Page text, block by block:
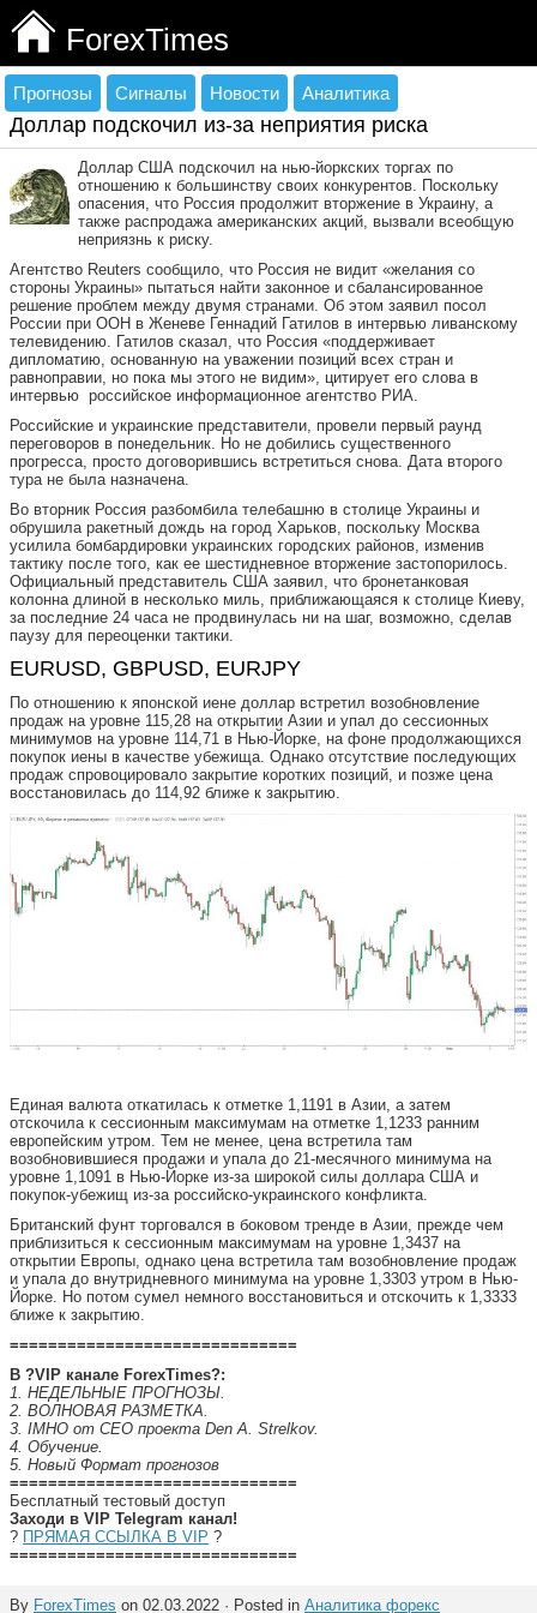
ForexTimes
Прогнозы Сигналы Новости Аналитика
Доллар подскочил из-за неприятия риска
Доллар США подскочил на нью-йоркских торгах по
отношению к большинству своих конкурентов. Поскольку
опасения, что Россия продолжит вторжение в Украину, а
также распродажа американских акций, вызвали всеобщую
неприязнь к риску.
Агентство Reuters сообщило, что Россия не видит «желания со
стороны Украины» пытаться найти законное и сбалансированное
решение проблем между двумя странами. Об этом заявил посол
России при ООН в Женеве Геннадий Гатилов в интервью ливанскому
телевидению. Гатилов сказал, что Россия «поддерживает
дипломатию, основанную на уважении позиций всех стран и
равноправии, но пока мы этого не видим», цитирует его слова в
интервью российское информационное агентство РИА.
Российские и украинские представители, провели первый раунд
переговоров в понедельник. Но не добились существенного
прогресса, просто договорившись встретиться снова. Дата второго
тура не была назначена.
Во вторник Россия разбомбила телебашню в столице Украины и
обрушила ракетный дождь на город Харьков, поскольку Москва
усилила бомбардировки украинских городских районов, изменив
тактику после того, как ее шестидневное вторжение застопорилось.
Официальный представитель США заявил, что бронетанковая
колонна длиной в несколько миль, приближающаяся к столице Киеву,
за последние 24 часа не продвинулась ни на шаг, возможно, сделав
паузу для переоценки тактики.
EURUSD, GBPUSD, EURJPY
По отношению к японской иене доллар встретил возобновление
продаж на уровне 115,28 на открытии Азии и упал до сессионных
минимумов на уровне 114,71 в Нью-Йорке, на фоне продолжающихся
покупок иены в качестве убежища. Однако отсутствие последующих
продаж спровоцировало закрытие коротких позиций, и позже цена
восстановилась до 114,92 ближе к закрытию.
Единая валюта откатилась к отметке 1,1191 в Азии, а затем
отскочила к сессионным максимумам на отметке 1,1233 ранним
европейским утром. Тем не менее, цена встретила там
возобновившиеся продажи и упала до 21-месячного минимума на
уровне 1,1091 в Нью-Йорке из-за широкой силы доллара США и
покупок-убежищ из-за российско-украинского конфликта.
Британский фунт торговался в боковом тренде в Азии, прежде чем
приблизиться к сессионным максимумам на уровне 1,3437 на
открытии Европы, однако цена встретила там возобновление продаж
и упала до внутридневного минимума на уровне 1,3303 утром в Нью-
Йорке. Но потом сумел немного восстановиться и отскочить к 1,3333
ближе к закрытию.
==============================
В ?VIP канале ForexTimes?:
1. НЕДЕЛЬНЫЕ ПРОГНОЗЫ.
2. ВОЛНОВАЯ РАЗМЕТКА.
3. IMHO от СEO проекта Den A. Strelkov.
4. Обучение.
5. Новый Формат прогнозов
==============================
Бесплатный тестовый доступ
Заходи в VIP Telegram канал!
? ПРЯМАЯ ССЫЛКА В VIP ?
==============================
By ForexTimes on 02.03.2022 · Posted in Аналитика форекс